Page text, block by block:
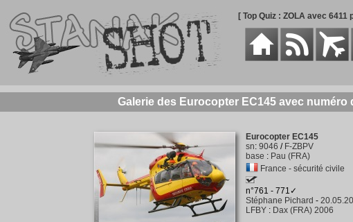
[ Top Quiz : ZOLA avec 6411
Galerie des Eurocopter EC145 avec numéro
Eurocopter EC145
sn: 9046 / F-ZBPV
base : Pau (FRA)
France - sécurité civile
n°761 - 771✓
Stéphane Pichard -
LFBY: Dax (FRA) 2006